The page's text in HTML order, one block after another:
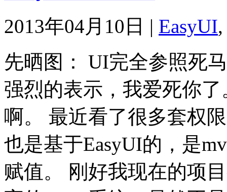
2013年04月10日 | EasyUI
先晒图： UI完全参照死
强烈的表示，我爱死你
啊。 最近看了很多套权
也是基于EasyUI的，是
赋值。 刚好我现在的项